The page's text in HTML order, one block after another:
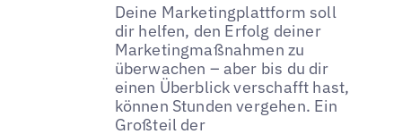
Deine Marketingplattform soll
dir helfen, den Erfolg deiner
Marketingmaßnahmen zu
überwachen – aber bis du dir
einen Überblick verschafft hast,
können Stunden vergehen. Ein
Großteil der